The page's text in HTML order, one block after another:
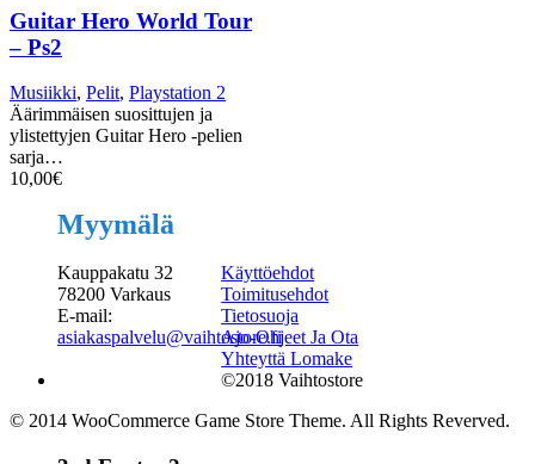
Guitar Hero World Tour
– Ps2
Musiikki, Pelit, Playstation 2
Äärimmäisen suosittujen ja
ylistettyjen Guitar Hero -pelien
sarja…
10,00€
Myymälä
Kauppakatu 32
78200 Varkaus
E-mail:
asiakaspalvelu@vaihtostore.fi
Käyttöehdot
Toimitusehdot
Tietosuoja
Ajo-Ohjeet Ja Ota
Yhteyttä Lomake
©2018 Vaihtostore
© 2014 WooCommerce Game Store Theme. All Rights Reverved.